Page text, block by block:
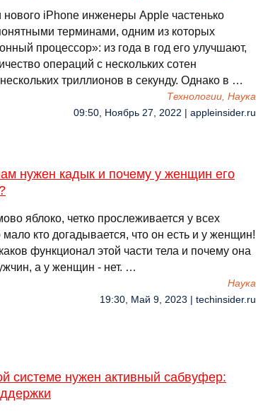
нового iPhone инженеры Apple частенько
терминами, одним из которых
процессор»: из года в год его улучшают,
операций с нескольких сотен
триллионов в секунду. Однако в …
Технологии, Наука
09:50, Ноябрь 27, 2022 | appleinsider.ru
нужен кадык и почему у женщин его
яблоко, четко прослеживается у всех
кто догадывается, что он есть и у женщин!
функционал этой части тела и почему она
а у женщин - нет. …
Наука
19:30, Май 9, 2023 | techinsider.ru
системе нужен активный сабвуфер: